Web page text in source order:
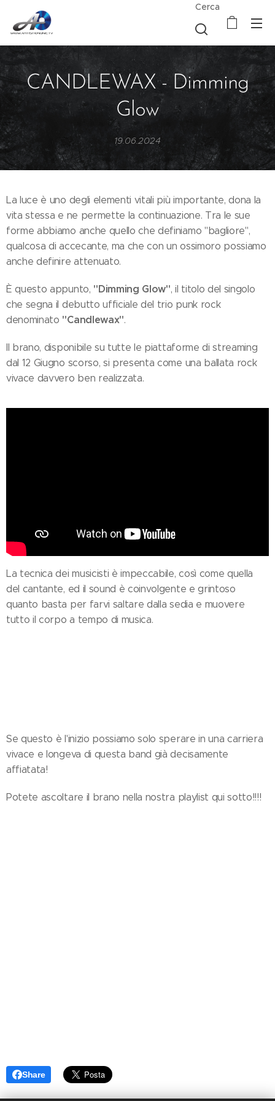
Cerca
CANDLEWAX - Dimming
Glow
19.06.2024
La luce è uno degli elementi vitali più importante, dona la
vita stessa e ne permette la continuazione. Tra le sue
forme abbiamo anche quello che definiamo "bagliore",
qualcosa di accecante, ma che con un ossimoro possiamo
anche definire attenuato.
È questo appunto, "Dimming Glow", il titolo del singolo
che segna il debutto ufficiale del trio punk rock
denominato "Candlewax".
Il brano, disponibile su tutte le piattaforme di streaming
dal 12 Giugno scorso, si presenta come una ballata rock
vivace davvero ben realizzata.
La tecnica dei musicisti è impeccabile, così come quella
del cantante, ed il sound è coinvolgente e grintoso
quanto basta per farvi saltare dalla sedia e muovere
tutto il corpo a tempo di musica.
Se questo è l'inizio possiamo solo sperare in una carriera
vivace e longeva di questa band già decisamente
affiatata!
Potete ascoltare il brano nella nostra playlist qui sotto!!!!
Share